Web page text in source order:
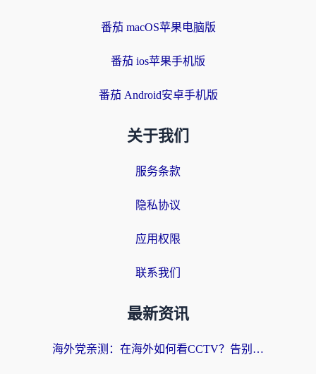
番茄 macOS苹果电脑版
番茄 ios苹果手机版
番茄 Android安卓手机版
关于我们
服务条款
隐私协议
应用权限
联系我们
最新资讯
海外党亲测：在海外如何看CCTV？告别“仅限大陆播放”的实用指南